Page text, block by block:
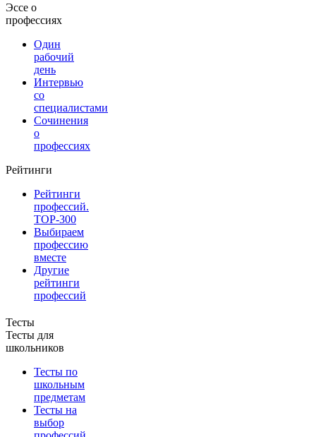
Эссе о
профессиях
Один
рабочий
день
Интервью
со
специалистами
Сочинения
о
профессиях
Рейтинги
Рейтинги
профессий.
TOP-300
Выбираем
профессию
вместе
Другие
рейтинги
профессий
Тесты
Тесты для
школьников
Тесты по
школьным
предметам
Тесты на
выбор